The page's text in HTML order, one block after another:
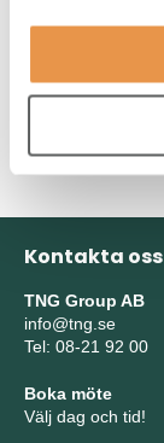
Erfarenhet
Tidigare
Andra
Kontakta oss
TNG Group AB
info@tng.se
Tel: 08-21 92 00
Boka möte
Välj dag och tid!